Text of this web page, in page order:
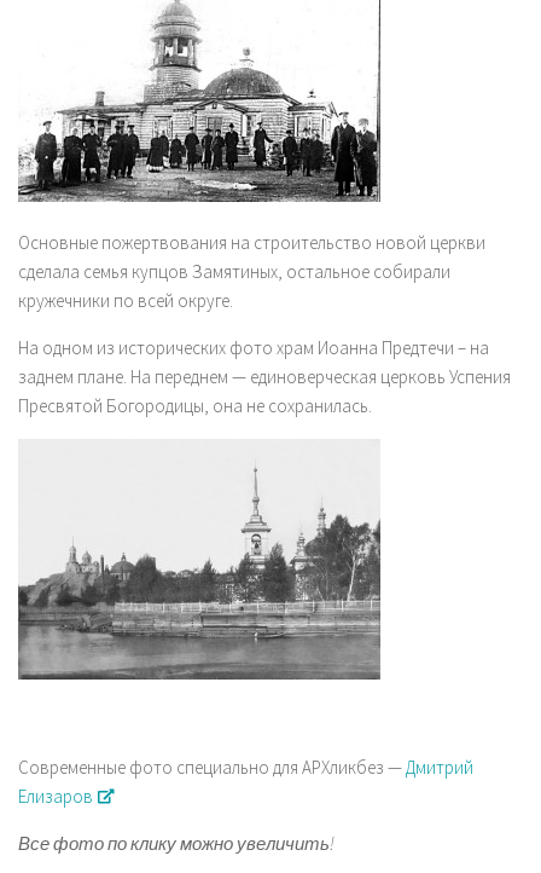
Основные пожертвования на строительство новой церкви
сделала семья купцов Замятиных, остальное собирали
кружечники по всей округе.
На одном из исторических фото храм Иоанна Предтечи – на
заднем плане. На переднем — единоверческая церковь Успения
Пресвятой Богородицы, она не сохранилась.
Современные фото специально для АРХликбез —Дмитрий
Елизаров
Все фото по клику можно увеличить!